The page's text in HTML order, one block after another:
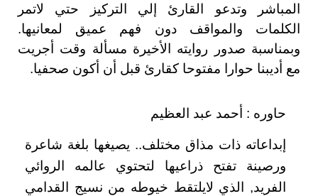
المباشر وتدعو القارئ إلي التركيز حتي لاتمر
الكلمات والمواقف دون فهم عميق لمعانيها‏.‏
وبمناسبة صدور روايته الأخيرة مسألة وقت أجريت
مع أديبنا حوارا مفتوحا كقارئ قبل أن أكون صحفيا‏.‏
حاوره : أحمد عبد العظيم
إبداعاته ذات مذاق مختلف‏..‏ يصيغها بلغة شاعرة
ورصينة تفتح ذراعيها لتحتوي عالمه الروائي
الفريد‏,‏ الذي لايلتقط خيوطه من نسيج القدامي